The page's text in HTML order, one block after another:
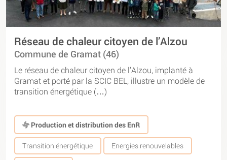
Réseau de chaleur citoyen de l’Alzou
Commune de Gramat (46)
Le réseau de chaleur citoyen de l’Alzou, implanté à
Gramat et porté par la SCIC BEL, illustre un modèle de
transition énergétique (…)
Production et distribution des EnR
Transition énergétique Energies renouvelables